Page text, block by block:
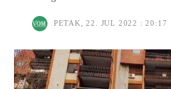
PETAK, 22. JUL 2022 : 20:17